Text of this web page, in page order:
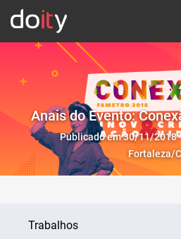
Anais do Evento:
Publicado em 30/11/2018
Fortaleza/
Trabalhos